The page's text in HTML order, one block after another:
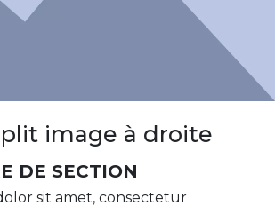
image à droite
DE SECTION
sit amet, consectetur